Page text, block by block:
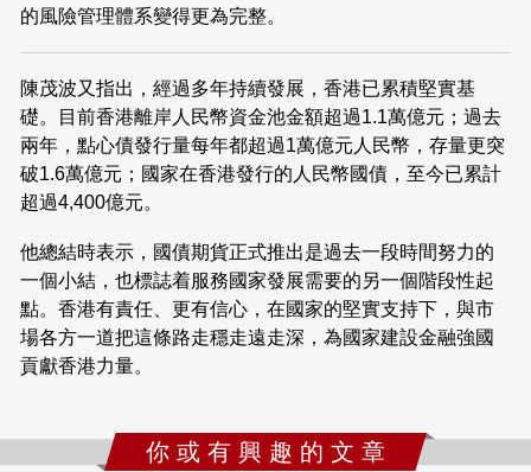
的風險管理體系變得更為完整。
陳茂波又指出，經過多年持續發展，香港已累積堅實基
礎。目前香港離岸人民幣資金池金額超過1.1萬億元；過去
兩年，點心債發行量每年都超過1萬億元人民幣，存量更突
破1.6萬億元；國家在香港發行的人民幣國債，至今已累計
超過4,400億元。
他總結時表示，國債期貨正式推出是過去一段時間努力的
一個小結，也標誌着服務國家發展需要的另一個階段性起
點。香港有責任、更有信心，在國家的堅實支持下，與市
場各方一道把這條路走穩走遠走深，為國家建設金融強國
貢獻香港力量。
你 或 有 興 趣 的 文 章